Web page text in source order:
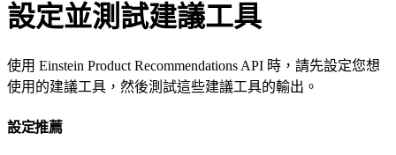
設定並測試建議工具
使用 Einstein Product Recommendations API 時，請先設定您想
使用的建議工具，然後測試這些建議工具的輸出。
設定推薦